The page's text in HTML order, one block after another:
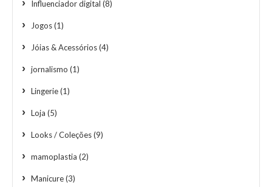
Influenciador digital (8)
Jogos(1)
Jóias & Acessórios(4)
jornalismo (1)
Lingerie(1)
Loja (5)
Looks / Coleções(9)
mamoplastia (2)
Manicure(3)